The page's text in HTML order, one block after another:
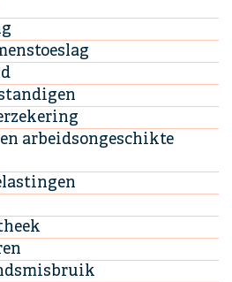
arbeidsongeschikte